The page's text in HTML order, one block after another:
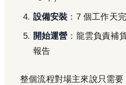
設備安裝 ：7 個工作天
開始運營 ：龍雲負責補
報告
整個流程對場主來說只需要